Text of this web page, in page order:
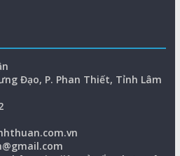
Đạo, P. Phan Thiết, Tỉnh Lâm